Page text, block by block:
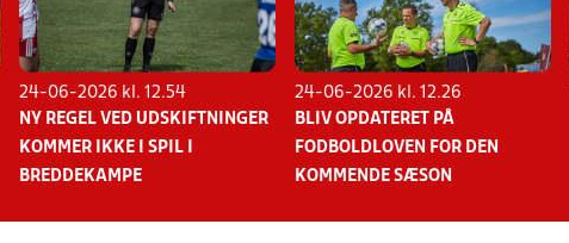
24-06-2026 kl. 12.54
NY REGEL VED UDSKIFTNINGER
KOMMER IKKE I SPIL I
BREDDEKAMPE
24-06-2026 kl. 12.26
BLIV OPDATERET PÅ
FODBOLDLOVEN FOR DEN
KOMMENDE SÆSON